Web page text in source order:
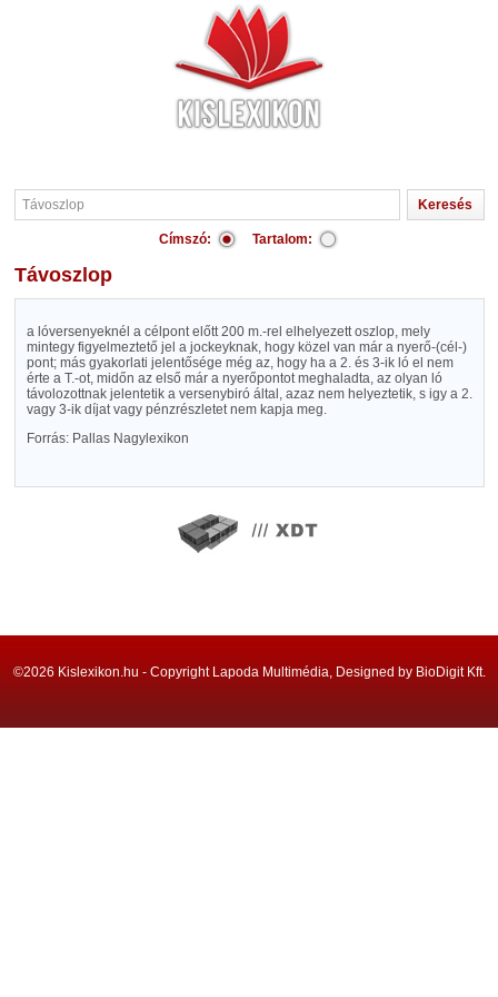
Címszó: Tartalom:
Távoszlop
a lóversenyeknél a célpont előtt 200 m.-rel elhelyezett oszlop, mely
mintegy figyelmeztető jel a jockeyknak, hogy közel van már a nyerő-(cél-)
pont; más gyakorlati jelentősége még az, hogy ha a 2. és 3-ik ló el nem
érte a T.-ot, midőn az első már a nyerőpontot meghaladta, az olyan ló
távolozottnak jelentetik a versenybiró által, azaz nem helyeztetik, s igy a 2.
vagy 3-ik díjat vagy pénzrészletet nem kapja meg.
Forrás: Pallas Nagylexikon
©2026 Kislexikon.hu - Copyright Lapoda Multimédia, Designed by BioDigit Kft.